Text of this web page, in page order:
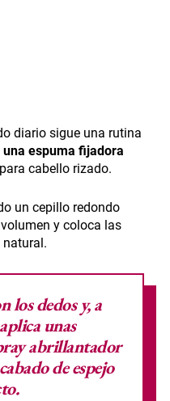
diario sigue una rutina
una espuma fijadora
para cabello rizado.
un cepillo redondo
y coloca las
los dedos y, a
unas
abrillantador
de espejo